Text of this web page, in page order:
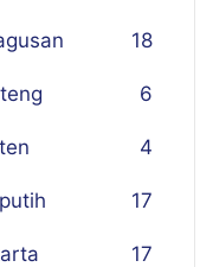
18
6
4
17
17